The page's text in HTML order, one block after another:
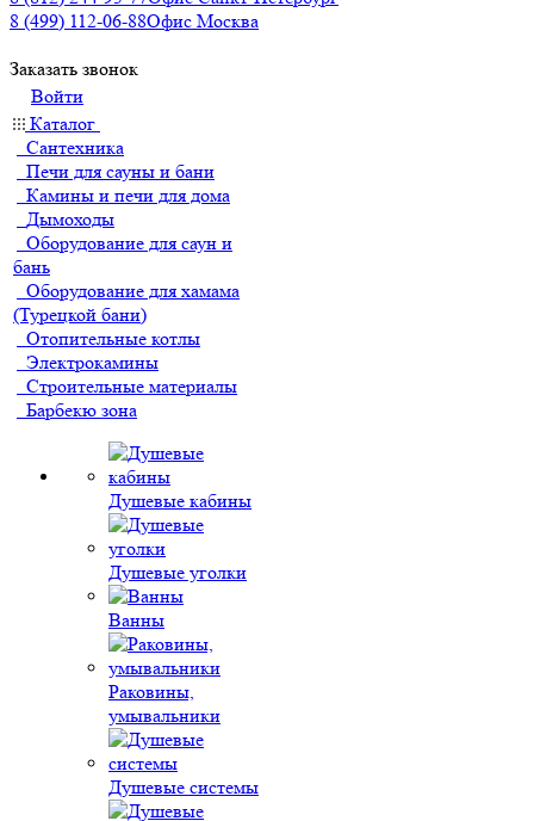
8 (499) 112-06-88Офис Москва
Заказать звонок
Войти
Каталог
Сантехника
Печи для сауны и бани
Камины и печи для дома
Дымоходы
Оборудование для саун и
бань
Оборудование для хамама
(Турецкой бани)
Отопительные котлы
Электрокамины
Строительные материалы
Барбекю зона
Душевые кабины
Душевые уголки
Ванны
Раковины,
умывальники
Душевые системы